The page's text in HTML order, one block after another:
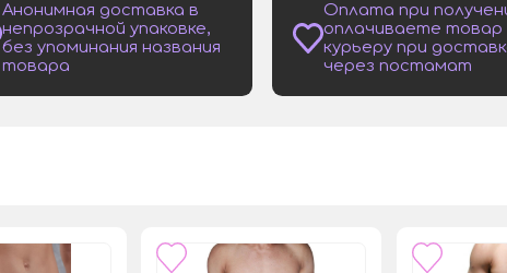
Анонимная доставка в
непрозрачной упаковке,
без упоминания названия
товара
Оплата при
оплачиваете товар
курьеру при
через постамат